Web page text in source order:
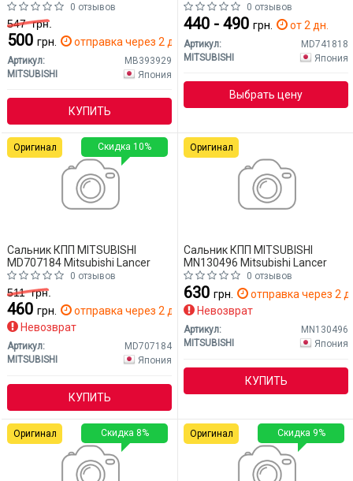
0 отзывов
547грн.
500 грн. отправка через 2 дн.
Артикул:
MB393929
MITSUBISHI
Япония
КУПИТЬ
0 отзывов
440 - 490 грн. от 2 дн.
Артикул:
MD741818
MITSUBISHI
Япония
Выбрать цену
Сальник КПП MITSUBISHI
MD707184 Mitsubishi Lancer
0 отзывов
511грн.
460 грн.
отправка через 2 дн.
Невозврат
Артикул:
MD707184
MITSUBISHI
Япония
КУПИТЬ
Скидка 10%
Оригинал
Сальник КПП MITSUBISHI
MN130496 Mitsubishi Lancer
0 отзывов
630 грн.
отправка через 2
Невозврат
Артикул:
MN130496
MITSUBISHI
Япония
КУПИТЬ
Оригинал
Скидка 8%
Оригинал Скидка 9%
Оригинал